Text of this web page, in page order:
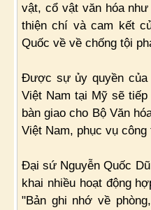
vật, cổ vật văn hóa
thiện chí và cam kết
Quốc về về chống tội
Được sự ủy quyền
Việt Nam tại Mỹ sẽ
bàn giao cho Bộ Văn
Việt Nam, phục vụ
Đại sứ Nguyễn Quốc
khai nhiều hoạt động
"Bản ghi nhớ về